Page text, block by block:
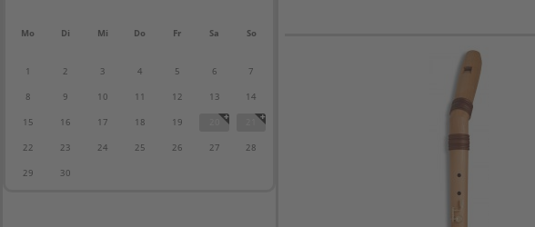
Mo Di Mi Do Fr Sa So
1 2 3 4 5 6 7
8 9 10 11 12 13 14
15 16 17 18 19
22 23 24 25 26 27 28
29 30